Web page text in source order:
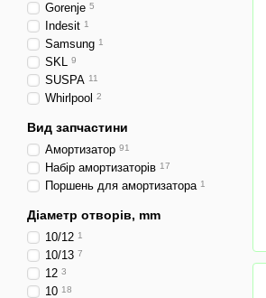
Gorenje 5
Indesit 1
Samsung 1
SKL 9
SUSPA 11
Whirlpool 2
Вид запчастини
Амортизатор 91
Набір амортизаторів 17
Поршень для амортизатора 1
Діаметр отворів, mm
10/12 1
10/13 7
12 3
10 18